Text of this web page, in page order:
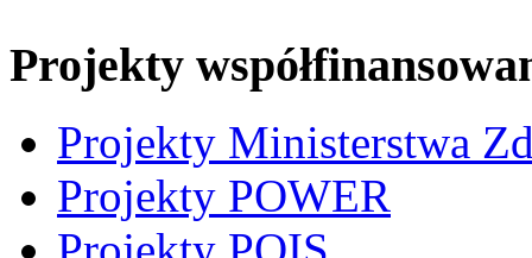
Projekty
Projekty Ministerstwa
Projekty POWER